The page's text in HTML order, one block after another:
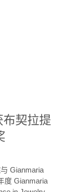
布契拉提
Gianmaria
度 Gianmaria